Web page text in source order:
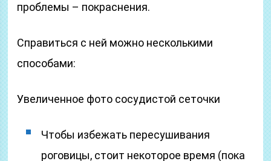
проблемы – покраснения.
Справиться с ней можно несколькими
способами:
Увеличенное фото сосудистой сеточки
Чтобы избежать пересушивания
роговицы, стоит некоторое время (пока